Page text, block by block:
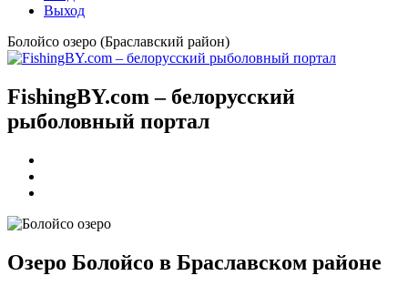
Выход
Болойсо озеро (Браславский район)
FishingBY.com – белорусский
рыболовный портал
Озеро Болойсо в Браславском районе